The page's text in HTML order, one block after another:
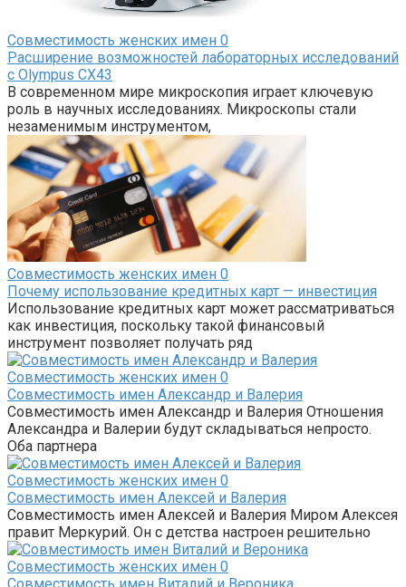
Совместимость женских имен 0
Расширение возможностей лабораторных исследований
с Olympus CX43
В современном мире микроскопия играет ключевую
роль в научных исследованиях. Микроскопы стали
незаменимым инструментом,
Совместимость женских имен 0
Почему использование кредитных карт — инвестиция
Использование кредитных карт может рассматриваться
как инвестиция, поскольку такой финансовый
инструмент позволяет получать ряд
Совместимость женских имен 0
Совместимость имен Александр и Валерия
Совместимость имен Александр и Валерия Отношения
Александра и Валерии будут складываться непросто.
Оба партнера
Совместимость женских имен 0
Совместимость имен Алексей и Валерия
Совместимость имен Алексей и Валерия Миром Алексея
правит Меркурий. Он с детства настроен решительно
Совместимость женских имен 0
Совместимость имен Виталий и Вероника